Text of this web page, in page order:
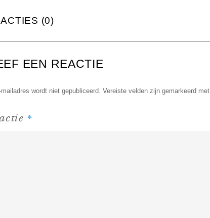
(0)
EEN REACTIE
wordt niet gepubliceerd. Vereiste velden zijn gemarkeerd met
*